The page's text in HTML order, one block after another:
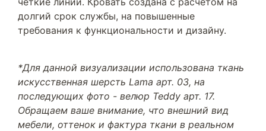
долгий срок службы, на повышенные
требования к функциональности и дизайну.
*Для данной визуализации использована ткань
искусственная шерсть Lama арт. 03, на
последующих фото - велюр Teddy арт. 17.
Обращаем ваше внимание, что внешний вид
мебели, оттенок и фактура ткани в реальном